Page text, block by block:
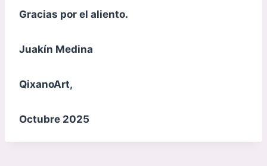
Gracias por el aliento.
Juakín Medina
QixanoArt,
Octubre 2025